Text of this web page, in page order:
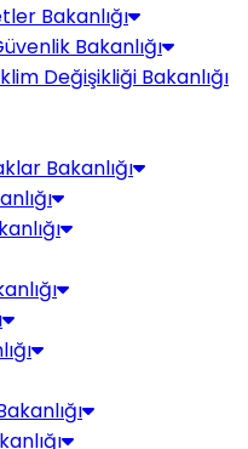
Bakanlığı
Bakanlığı
Değişikliği Bakanlığı
Bakanlığı